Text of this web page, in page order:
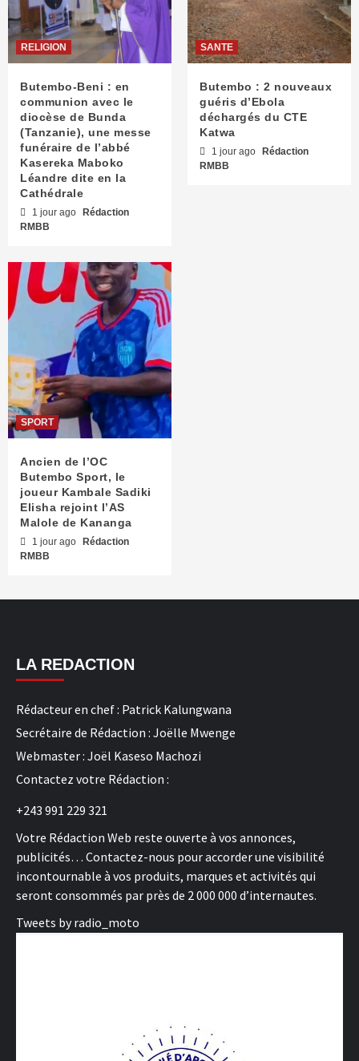
RELIGION
Butembo-Beni : en
communion avec le
diocèse de Bunda
(Tanzanie), une messe
funéraire de l’abbé
Kasereka Maboko
Léandre dite en la
Cathédrale
1 jour ago
Rédaction
RMBB
SANTE
Butembo : 2 nouveaux
guéris d’Ebola
déchargés du CTE
Katwa
1 jour ago
Rédaction
RMBB
SPORT
Ancien de l’OC
Butembo Sport, le
joueur Kambale Sadiki
Elisha rejoint l’AS
Malole de Kananga
1 jour ago
Rédaction
RMBB
LA REDACTION
Rédacteur en chef : Patrick Kalungwana
Secrétaire de Rédaction : Joëlle Mwenge
Webmaster : Joël Kaseso Machozi
Contactez votre Rédaction :
+243 991 229 321
Votre Rédaction Web reste ouverte à vos annonces,
publicités… Contactez-nous pour accorder une visibilité
incontournable à vos produits, marques et activités qui
seront consommés par près de 2 000 000 d’internautes.
Tweets by radio_moto